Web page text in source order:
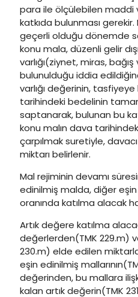
para ile ölçülebilen
katkıda bulunması gerekir.
geçerli olduğu dönemde
konu mala, düzenli gelir
varlığı(ziynet, miras,
bulunulduğu iddia
varlığı değerinin,
tarihindeki bedelinin
saptanarak, bulunan bu
konu malın dava
çarpılmak suretiyle,
miktarı belirlenir.
Mal rejiminin devamı
edinilmiş malda, diğer eşin
oranında katılma alacak
Artık değere katılma
değerlerden(TMK 229.m)
230.m) elde edilen
eşin edinilmiş
değerinden, bu mallara
kalan artık değerin(TMK